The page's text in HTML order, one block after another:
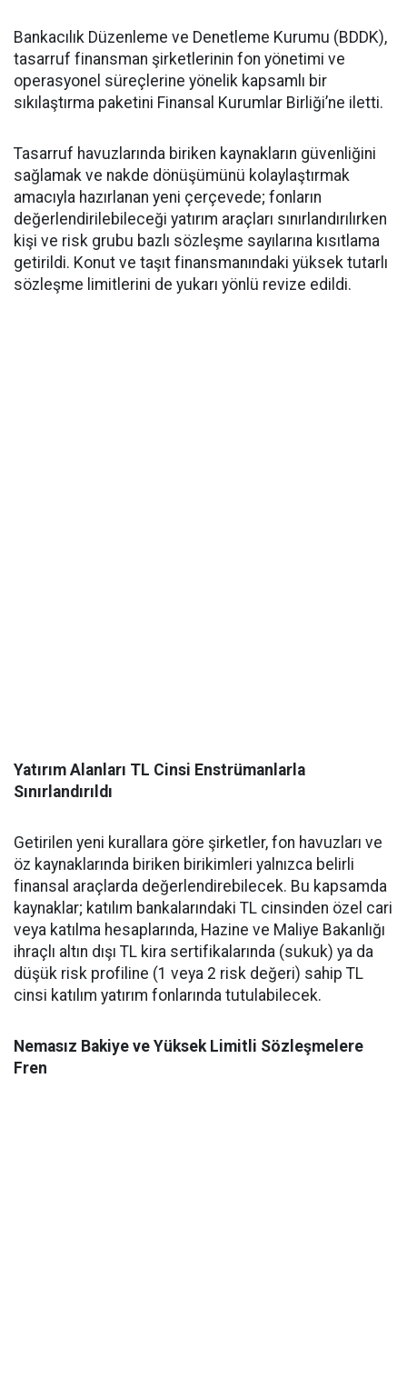
Bankacılık Düzenleme ve Denetleme Kurumu (BDDK),
tasarruf finansman şirketlerinin fon yönetimi ve
operasyonel süreçlerine yönelik kapsamlı bir
sıkılaştırma paketini Finansal Kurumlar Birliği’ne iletti.
Tasarruf havuzlarında biriken kaynakların güvenliğini
sağlamak ve nakde dönüşümünü kolaylaştırmak
amacıyla hazırlanan yeni çerçevede; fonların
değerlendirilebileceği yatırım araçları sınırlandırılırken
kişi ve risk grubu bazlı sözleşme sayılarına kısıtlama
getirildi. Konut ve taşıt finansmanındaki yüksek tutarlı
sözleşme limitlerini de yukarı yönlü revize edildi.
Yatırım Alanları TL Cinsi Enstrümanlarla
Sınırlandırıldı
Getirilen yeni kurallara göre şirketler, fon havuzları ve
öz kaynaklarında biriken birikimleri yalnızca belirli
finansal araçlarda değerlendirebilecek. Bu kapsamda
kaynaklar; katılım bankalarındaki TL cinsinden özel cari
veya katılma hesaplarında, Hazine ve Maliye Bakanlığı
ihraçlı altın dışı TL kira sertifikalarında (sukuk) ya da
düşük risk profiline (1 veya 2 risk değeri) sahip TL
cinsi katılım yatırım fonlarında tutulabilecek.
Nemasız Bakiye ve Yüksek Limitli Sözleşmelere
Fren